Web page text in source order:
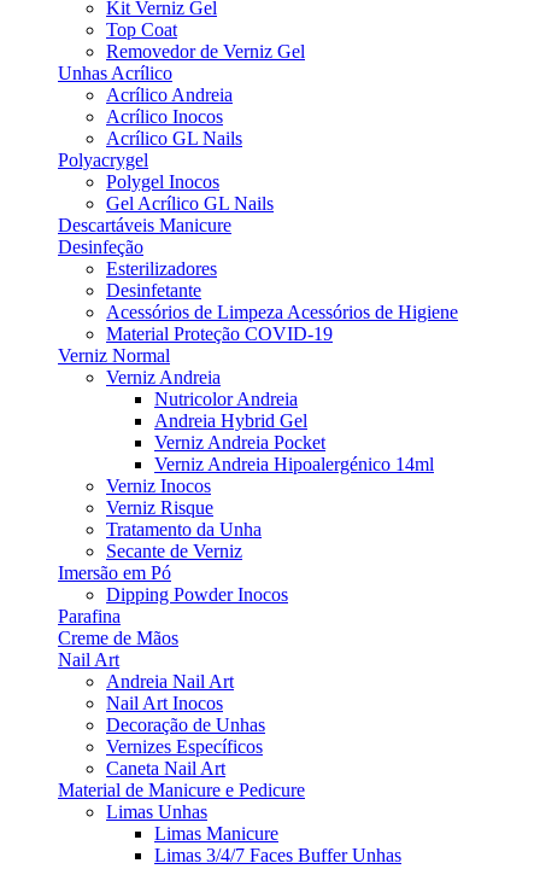
Kit Verniz Gel
Top Coat
Removedor de Verniz Gel
Unhas Acrílico
Acrílico Andreia
Acrílico Inocos
Acrílico GL Nails
Polyacrygel
Polygel Inocos
Gel Acrílico GL Nails
Descartáveis Manicure
Desinfeção
Esterilizadores
Desinfetante
Acessórios de Limpeza Acessórios de Higiene
Material Proteção COVID-19
Verniz Normal
Verniz Andreia
Nutricolor Andreia
Andreia Hybrid Gel
Verniz Andreia Pocket
Verniz Andreia Hipoalergénico 14ml
Verniz Inocos
Verniz Risque
Tratamento da Unha
Secante de Verniz
Imersão em Pó
Dipping Powder Inocos
Parafina
Creme de Mãos
Nail Art
Andreia Nail Art
Nail Art Inocos
Decoração de Unhas
Vernizes Específicos
Caneta Nail Art
Material de Manicure e Pedicure
Limas Unhas
Limas Manicure
Limas 3/4/7 Faces Buffer Unhas